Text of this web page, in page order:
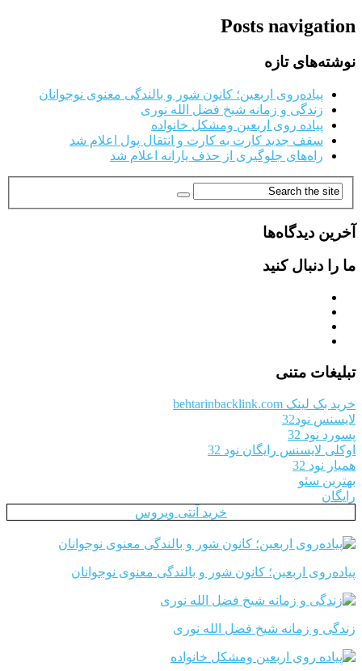
Posts navigation
نوشته‌های تازه
پیاده‌روی اربعین؛ کانون شور و بالندگی معنوی نوجوانان
زندگی و زمانه شیخ فضل الله نوری
پیاده روی اربعین ومشکل خانواده
سقف جدید کارت به کارت و انتقال پول اعلام شد
راه‌های جلوگیری از حذف یارانه اعلام شد
آخرین دیدگاه‌ها
ما را دنبال کنید
تبلیغات متنی
خرید بک لینک behtarinbacklink.com
لایسنس نود32
پسورد نود 32
اوکلی لایسنس رایگان نود 32
همیار نود 32
بهترین سئو
رایگان
خرید آنتی ویروس
پیاده‌روی اربعین؛ کانون شور و بالندگی معنوی نوجوانان
زندگی و زمانه شیخ فضل الله نوری